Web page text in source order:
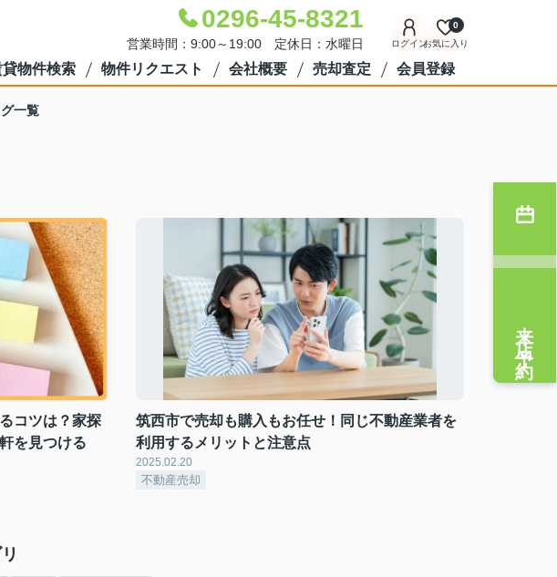
0296-45-8321
営業時間：9:00～19:00 定休日：水曜日 ログインお気に入り
0
貸物件検索 物件リクエスト 会社概要 売却査定 会員登録
一覧
コツは？家探
を見つける
筑西市で売却も購入もお任せ！同じ不動産業者を
利用するメリットと注意点
2025.02.20
不動産売却
来店予約